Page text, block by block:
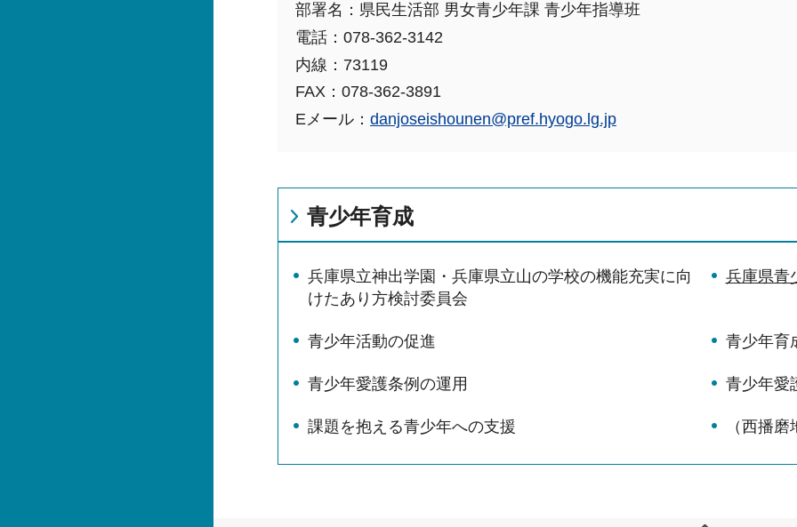
部署名：県民生活部 男女青少年課 青少年指導班
電話：078-362-3142
内線：73119
FAX：078-362-3891
Eメール： danjoseishounen@pref.hyogo.lg.jp
青少年育成
兵庫県立神出学園・兵庫県立山の学校の機能充実に向
けたあり方検討委員会
兵庫県青
青少年活動の促進 青少年育
青少年愛護条例の運用 青少年愛
課題を抱える青少年への支援 （西播